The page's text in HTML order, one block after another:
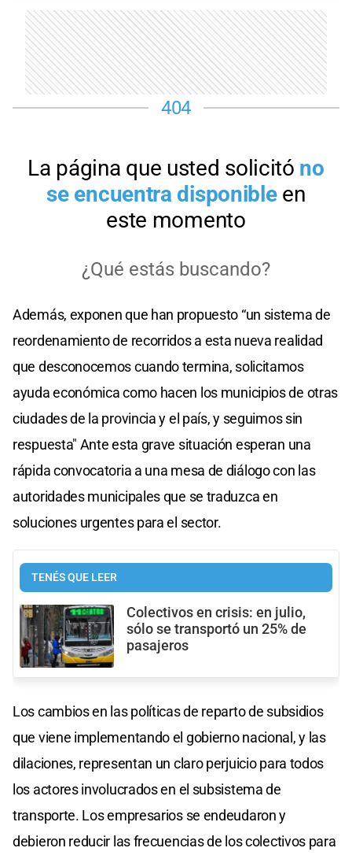
Además, exponen que han propuesto “un sistema de
reordenamiento de recorridos a esta nueva realidad
que desconocemos cuando termina, solicitamos
ayuda económica como hacen los municipios de otras
ciudades de la provincia y el país, y seguimos sin
respuesta" Ante esta grave situación esperan una
rápida convocatoria a una mesa de diálogo con las
autoridades municipales que se traduzca en
soluciones urgentes para el sector.
TENÉS QUE LEER
Colectivos en crisis: en julio,
sólo se transportó un 25% de
pasajeros
Los cambios en las políticas de reparto de subsidios
que viene implementando el gobierno nacional, y las
dilaciones, representan un claro perjuicio para todos
los actores involucrados en el subsistema de
transporte. Los empresarios se endeudaron y
debieron reducir las frecuencias de los colectivos para